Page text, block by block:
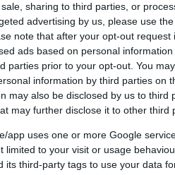
sharing to third parties, or
advertising by us, please use
note that after your opt-out request
ads based on personal
parties prior to your opt-out. You
information by third parties on
may also be disclosed by us to third
may further disclose it to other third
app uses one or more Google
limited to your visit or usage
its third-party tags to use your data
Södra Vi IF